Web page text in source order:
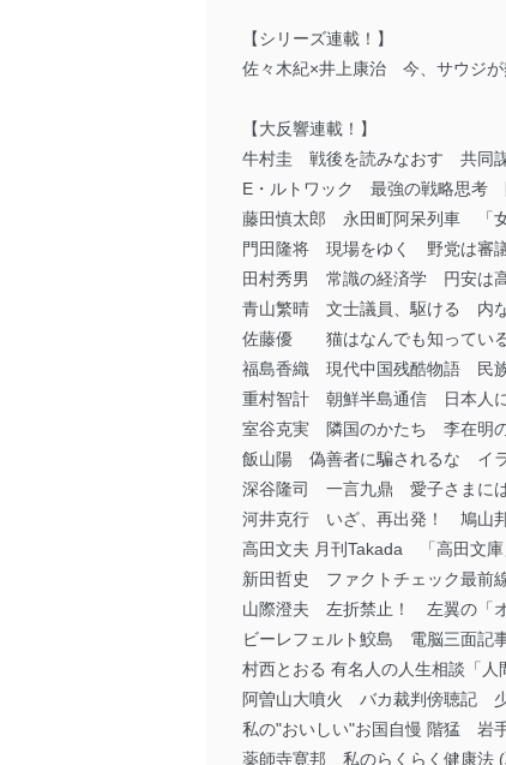
【シリーズ連載！】
佐々木紀×井上康治 今、サウジが
【大反響連載！】
牛村圭 戦後を読みなおす 共同
E・ルトワック 最強の戦略思考
藤田慎太郎 永田町阿呆列車 「
門田隆将 現場をゆく 野党は審
田村秀男 常識の経済学 円安は
青山繁晴 文士議員、駆ける 内
佐藤優 猫はなんでも知ってい
福島香織 現代中国残酷物語 民
重村智計 朝鮮半島通信 日本人
室谷克実 隣国のかたち 李在明の
飯山陽 偽善者に騙されるな イ
深谷隆司 一言九鼎 愛子さまに
河井克行 いざ、再出発！ 鳩山
高田文夫 月刊Takada 「高田文
新田哲史 ファクトチェック最前
山際澄夫 左折禁止！ 左翼の「オ
ビーレフェルト鮫島 電脳三面記
村西とおる 有名人の人生相談「
阿曽山大噴火 バカ裁判傍聴記
私の"おいしい"お国自慢 階猛 岩
薬師寺寛邦 私のらくらく健康法